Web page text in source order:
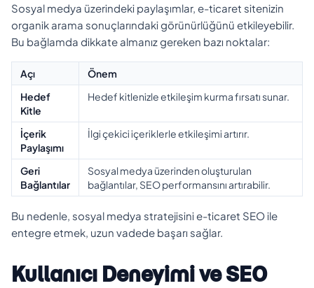
Sosyal medya üzerindeki paylaşımlar, e-ticaret sitenizin
organik arama sonuçlarındaki görünürlüğünü etkileyebilir.
Bu bağlamda dikkate almanız gereken bazı noktalar:
Açı
Önem
Hedef
Kitle
Hedef kitlenizle etkileşim kurma fırsatı sunar.
İçerik
Paylaşımı
İlgi çekici içeriklerle etkileşimi artırır.
Geri
Bağlantılar
Sosyal medya üzerinden oluşturulan
bağlantılar, SEO performansını artırabilir.
Bu nedenle, sosyal medya stratejisini e-ticaret SEO ile
entegre etmek, uzun vadede başarı sağlar.
Kullanıcı Deneyimi ve SEO